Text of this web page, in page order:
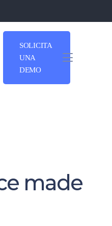
SOLICITA
UNA
DEMO
made